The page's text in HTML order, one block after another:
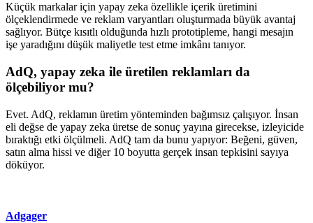
Küçük markalar için yapay zeka özellikle içerik üretimini
ölçeklendirmede ve reklam varyantları oluşturmada büyük avantaj
sağlıyor. Bütçe kısıtlı olduğunda hızlı prototipleme, hangi mesajın
işe yaradığını düşük maliyetle test etme imkânı tanıyor.
AdQ, yapay zeka ile üretilen reklamları da
ölçebiliyor mu?
Evet. AdQ, reklamın üretim yönteminden bağımsız çalışıyor. İnsan
eli değse de yapay zeka üretse de sonuç yayına girecekse, izleyicide
bıraktığı etki ölçülmeli. AdQ tam da bunu yapıyor: Beğeni, güven,
satın alma hissi ve diğer 10 boyutta gerçek insan tepkisini sayıya
döküyor.
Adgager